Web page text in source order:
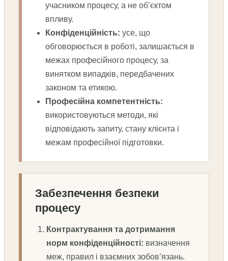
учасником процесу, а не об’єктом
впливу.
Конфіденційність: усе, що
обговорюється в роботі, залишається в
межах професійного процесу, за
винятком випадків, передбачених
законом та етикою.
Професійна компетентність:
використовуються методи, які
відповідають запиту, стану клієнта і
межам професійної підготовки.
Забезпечення безпеки
процесу
Контрактування та дотримання
норм конфіденційності: визначення
меж, правил і взаємних зобов’язань.